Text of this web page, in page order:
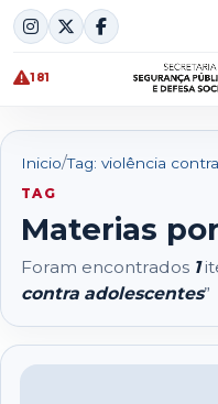
Skip
to
content
181
Inicio/Tag: violência
TAG
Materias
Foram encontrados 1
contra adolescentes”